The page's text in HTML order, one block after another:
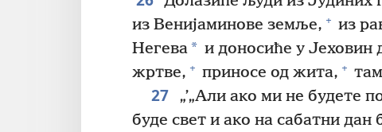
из Венијаминове земље, + из
Негева* и доносиће у
жртве, + приносе од жита, +
27
„’„Али ако ми не будете
буде свет и ако на сабатни дан